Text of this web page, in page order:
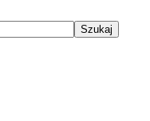
Szukaj